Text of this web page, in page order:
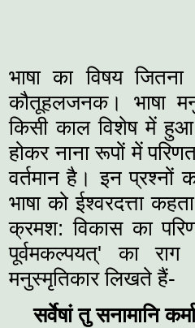
भाषा का विषय
कौतूहलजनक। भाषा
किसी काल विशेष में
होकर नाना रूपों में
वर्तमान है। इन प्रश्नों
भाषा को ईश्वरदत्ता
क्रमश: विकास का
पूर्वमकल्पयत्' का
मनुस्मृतिकार लिखते हैं-
सर्वेषां तु सनामानि